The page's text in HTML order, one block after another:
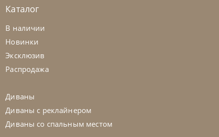
Nicolettihome
Диван Louise
Каталог
В наличии
Новинки
Эксклюзив
Распродажа
Диваны
Диваны с реклайнером
Диваны со спальным местом